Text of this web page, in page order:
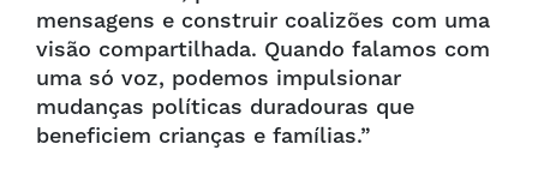
mensagens e construir coalizões com uma
visão compartilhada. Quando falamos com
uma só voz, podemos impulsionar
mudanças políticas duradouras que
beneficiem crianças e famílias.”